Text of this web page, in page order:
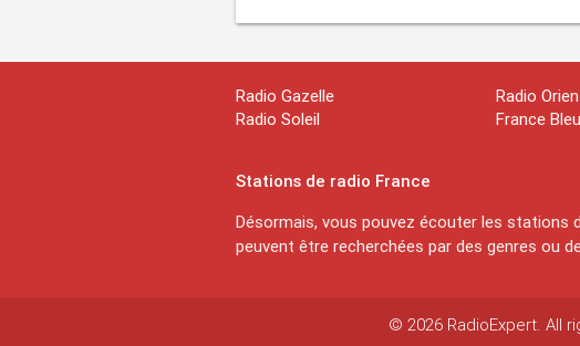
Radio Gazelle
Radio Soleil
Radio
France
Stations de radio France
Désormais, vous pouvez écouter les stations
peuvent être recherchées par des genres ou
© 2026 RadioExpert. All